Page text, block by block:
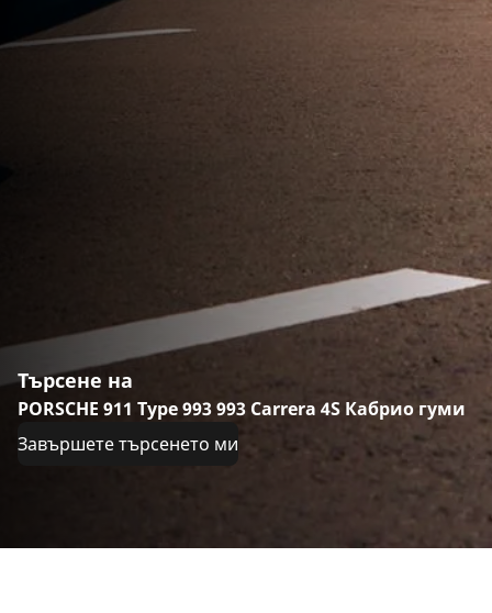
Търсене на
PORSCHE 911 Type 993 993 Carrera 4S Кабрио гуми
Завършете търсенето ми